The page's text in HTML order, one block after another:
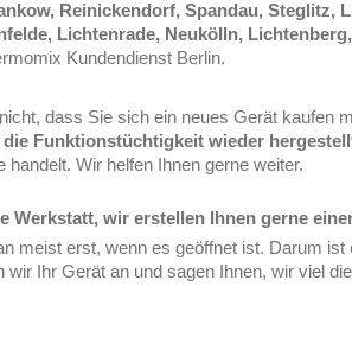
Reinickendorf, Spandau, Steglitz,
Lichtenrade, Neukölln,
Kundendienst Berlin.
dass Sie sich ein neues Gerät kaufen
Funktionstüchtigkeit wieder
Wir helfen Ihnen gerne weiter.
Werkstatt, wir erstellen Ihnen gerne
meist erst, wenn es geöffnet ist. Darum
Ihr Gerät an und sagen Ihnen, wir viel